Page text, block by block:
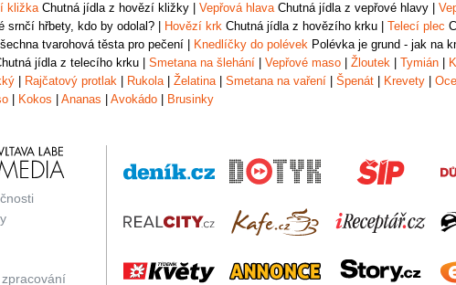
kližkaChutná jídla z hovězí kližky Vepřová hlavaChutná jídla z vepřové hlavy
srnčí hřbety, kdo by odolal? Hovězí krk Chutná jídla z hovězího krku Telecí plec
tvarohová těsta pro pečení Knedlíčky do polévek Polévka je grund - jak na
jídla z telecího krku Smetana na šlehání Vepřové maso Žloutek Tymián
Rajčatový protlak Rukola| Želatina| Smetana na vaření Špenát Krevety
Kokos Ananas Avokádo Brusinky